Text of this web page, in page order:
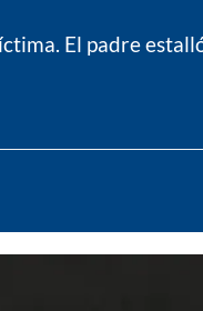
El padre